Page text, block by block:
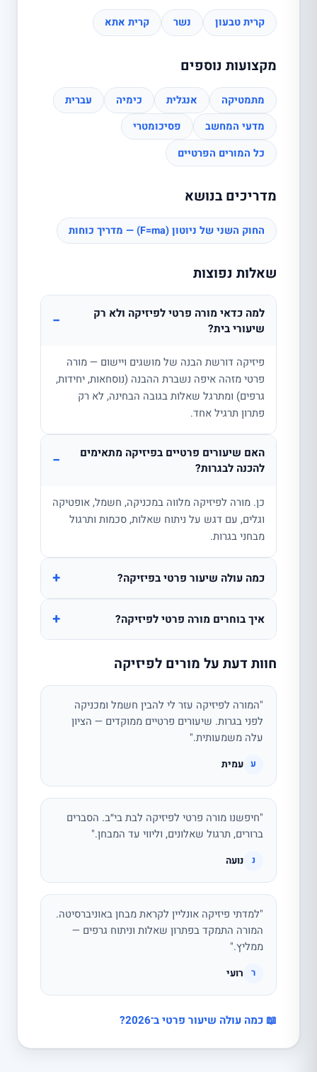
קרית טבעון נשר קרית אתא
מקצועות נוספים
מתמטיקה אנגלית כימיה
עברית
מדעי המחשב
פסיכומטרי
כל המורים הפרטיים
מדריכים בנושא
החוק השני של ניוטון (F=ma) — מדריך כוחות
שאלות נפוצות
למה כדאי מורה פרטי לפיזיקה ולא רק
שיעורי בית?
−
פיזיקה דורשת הבנה של מושגים ויישום — מורה
פרטי מזהה איפה נשברת ההבנה (נוסחאות, יחידות,
גרפים) ומתרגל שאלות בגובה הבחינה, לא רק
פתרון תרגיל אחד.
האם שיעורים פרטיים בפיזיקה מתאימים
להכנה לבגרות?
−
כן. מורה לפיזיקה מלווה במכניקה, חשמל, אופטיקה
וגלים, עם דגש על ניתוח שאלות, סכמות ותרגול
מבחני בגרות.
כמה עולה שיעור פרטי בפיזיקה? +
איך בוחרים מורה פרטי לפיזיקה? +
חוות דעת על מורים לפיזיקה
"המורה לפיזיקה עזר לי להבין חשמל ומכניקה
לפני בגרות. שיעורים פרטיים ממוקדים — הציון
עלה משמעותית."
ע עמית
"חיפשנו מורה פרטי לפיזיקה לבת בי״ב. הסברים
ברורים, תרגול שאלונים, וליווי עד המבחן."
נ נועה
"למדתי פיזיקה אונליין לקראת מבחן באוניברסיטה.
המורה התמקד בפתרון שאלות וניתוח גרפים —
ממליץ."
ר רועי
📖 כמה עולה שיעור פרטי ב־2026?